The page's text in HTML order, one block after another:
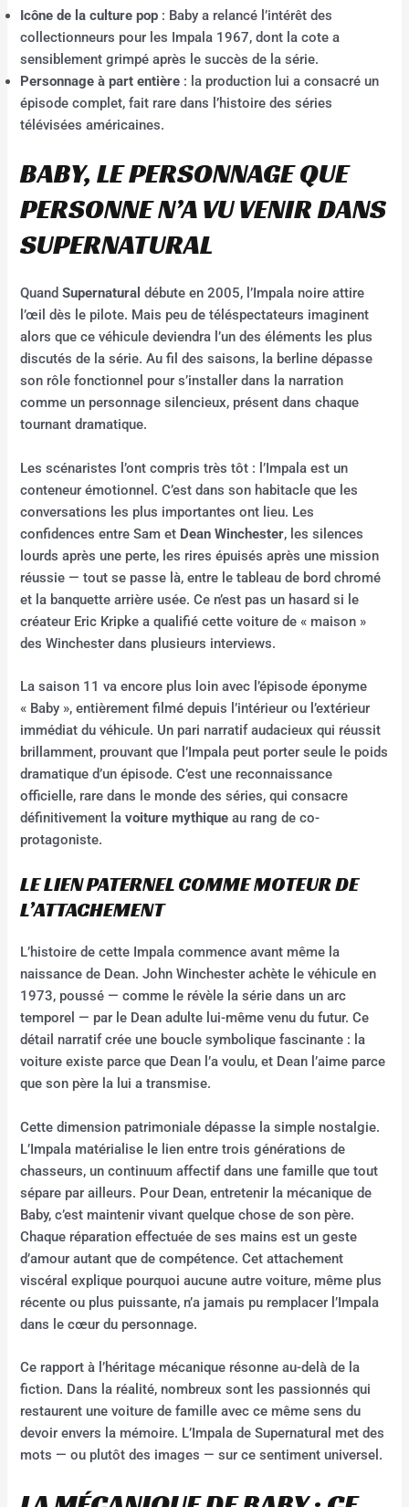
Icône de la culture pop : Baby a relancé l’intérêt des
collectionneurs pour les Impala 1967, dont la cote a
sensiblement grimpé après le succès de la série.
Personnage à part entière : la production lui a consacré un
épisode complet, fait rare dans l’histoire des séries
télévisées américaines.
BABY, LE PERSONNAGE QUE
PERSONNE N’A VU VENIR DANS
SUPERNATURAL
QuandSupernatural débute en 2005, l’Impala noire attire
l’œil dès le pilote. Mais peu de téléspectateurs imaginent
alors que ce véhicule deviendra l’un des éléments les plus
discutés de la série. Au fil des saisons, la berline dépasse
son rôle fonctionnel pour s’installer dans la narration
comme un personnage silencieux, présent dans chaque
tournant dramatique.
Les scénaristes l’ont compris très tôt : l’Impala est un
conteneur émotionnel. C’est dans son habitacle que les
conversations les plus importantes ont lieu. Les
confidences entre Sam et Dean Winchester, les silences
lourds après une perte, les rires épuisés après une mission
réussie — tout se passe là, entre le tableau de bord chromé
et la banquette arrière usée. Ce n’est pas un hasard si le
créateur Eric Kripke a qualifié cette voiture de « maison »
des Winchester dans plusieurs interviews.
La saison 11 va encore plus loin avec l’épisode éponyme
« Baby », entièrement filmé depuis l’intérieur ou l’extérieur
immédiat du véhicule. Un pari narratif audacieux qui réussit
brillamment, prouvant que l’Impala peut porter seule le poids
dramatique d’un épisode. C’est une reconnaissance
officielle, rare dans le monde des séries, qui consacre
définitivement lavoiture mythique au rang de co-
protagoniste.
LE LIEN PATERNEL COMME MOTEUR DE
L’ATTACHEMENT
L’histoire de cette Impala commence avant même la
naissance de Dean. John Winchester achète le véhicule en
1973, poussé — comme le révèle la série dans un arc
temporel — par le Dean adulte lui-même venu du futur. Ce
détail narratif crée une boucle symbolique fascinante : la
voiture existe parce que Dean l’a voulu, et Dean l’aime parce
que son père la lui a transmise.
Cette dimension patrimoniale dépasse la simple nostalgie.
L’Impala matérialise le lien entre trois générations de
chasseurs, un continuum affectif dans une famille que tout
sépare par ailleurs. Pour Dean, entretenir la mécanique de
Baby, c’est maintenir vivant quelque chose de son père.
Chaque réparation effectuée de ses mains est un geste
d’amour autant que de compétence. Cet attachement
viscéral explique pourquoi aucune autre voiture, même plus
récente ou plus puissante, n’a jamais pu remplacer l’Impala
dans le cœur du personnage.
Ce rapport à l’héritage mécanique résonne au-delà de la
fiction. Dans la réalité, nombreux sont les passionnés qui
restaurent une voiture de famille avec ce même sens du
devoir envers la mémoire. L’Impala de Supernatural met des
mots — ou plutôt des images — sur ce sentiment universel.